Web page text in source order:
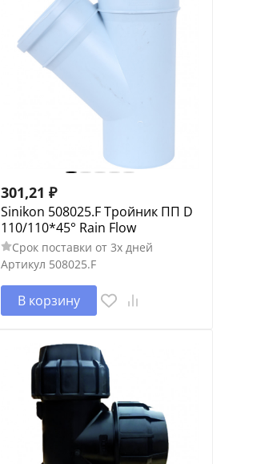
301,21 ₽
Sinikon 508025.F Тройник ПП D
110/110*45° Rain Flow
Срок поставки от 3х дней
Артикул 508025.F
В корзину